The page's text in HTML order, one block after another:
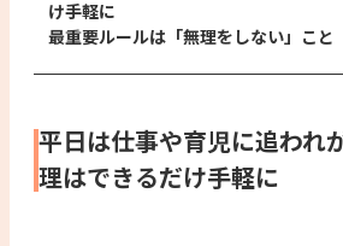
け手軽に
最重要ルールは「無理をしない」こと
平日は仕事や育児に追われ
理はできるだけ手軽に